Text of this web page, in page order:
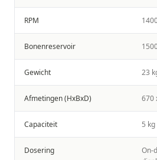
RPM
Bonenreservoir
Gewicht 23
Afmetingen (HxBxD) 670
Capaciteit 5
Dosering
On-